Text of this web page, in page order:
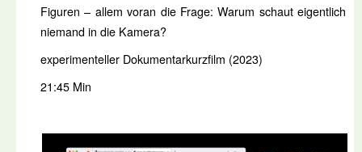
Figuren – allem voran die Frage: Warum schaut eigentlich
niemand in die Kamera?
experimenteller Dokumentarkurzfilm (2023)
21:45 Min